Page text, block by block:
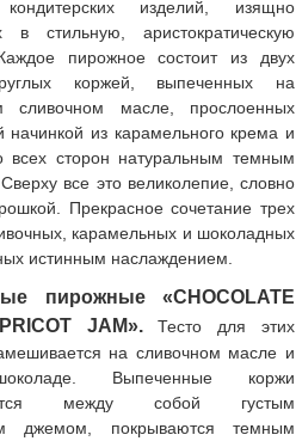
изделий, изящно
в стильную, аристократическую
пирожное состоит из двух
коржей, выпеченных на
сливочном масле, прослоенных
начинкой из карамельного крема и
всех сторон натуральным темным
все это великолепие, словно
Прекрасное сочетание трех
карамельных и шоколадных
истинным наслаждением.
пирожные «CHOCOLATE
JAM».Тесто для этих
на сливочном масле и
Выпеченные коржи
между собой густым
джемом, покрываются темным